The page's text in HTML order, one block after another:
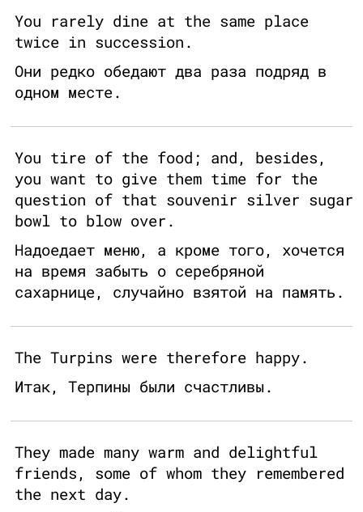
You rarely dine at the same place
twice in succession.
Они редко обедают два раза подряд в
одном месте.
You tire of the food; and, besides,
you want to give them time for the
question of that souvenir silver sugar
bowl to blow over.
Надоедает меню, а кроме того, хочется
на время забыть о серебряной
сахарнице, случайно взятой на память.
The Turpins were therefore happy.
Итак, Терпины были счастливы.
They made many warm and delightful
friends, some of whom they remembered
the next day.